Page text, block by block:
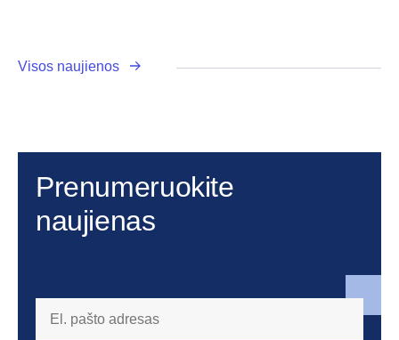
Visos naujienos
Prenumeruokite
naujienas